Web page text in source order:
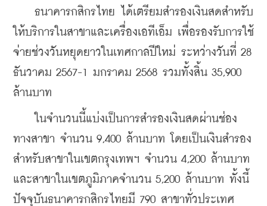
ธนาคารกสิกรไทย ได้เตรียมสำรองเงินสดสำหรับ
ให้บริการในสาขาและเครื่องเอทีเอ็ม เพื่อรองรับการใช้
จ่ายช่วงวันหยุดยาวในเทศกาลปีใหม่ ระหว่างวันที่ 28
ธันวาคม 2567-1 มกราคม 2568 รวมทั้งสิ้น 35,900
ล้านบาท
ในจำนวนนี้แบ่งเป็นการสำรองเงินสดผ่านช่อง
ทางสาขา จำนวน 9,400 ล้านบาท โดยเป็นเงินสำรอง
สำหรับสาขาในเขตกรุงเทพฯ จำนวน 4,200 ล้านบาท
และสาขาในเขตภูมิภาคจำนวน 5,200 ล้านบาท ทั้งนี้
ปัจจุบันธนาคารกสิกรไทยมี 790 สาขาทั่วประเทศ